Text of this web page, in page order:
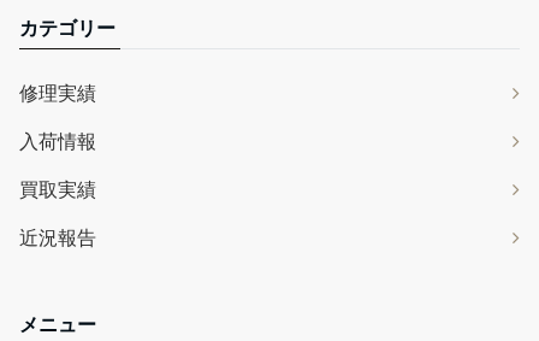
カテゴリー
修理実績
入荷情報
買取実績
近況報告
メニュー